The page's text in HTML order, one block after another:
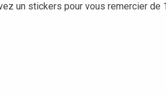
un stickers pour vous remercier de